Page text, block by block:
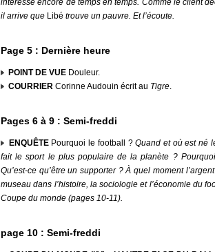
intéresse encore de temps en temps. Comme le client
il arrive que Libé trouve un pauvre. Et l’écoute.
Page 5 : Dernière heure
POINT DE VUE Douleur.
COURRIER Corinne Audouin écrit au Tigre.
Pages 6 à 9 : Semi-freddi
ENQUÊTEPourquoi le football ?Quand et où est né
fait le sport le plus populaire de la planète ?
Qu’est-ce qu’être un supporter ? À quel moment
museau dans l’histoire, la sociologie et l’économie du
Coupe du monde (pages 10-11).
page 10 : Semi-freddi